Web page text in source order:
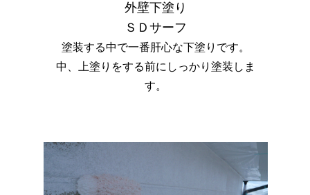
外壁下塗り
ＳＤサーフ
塗装する中で一番肝心な下塗りです。
中、上塗りをする前にしっかり塗装しま
す。